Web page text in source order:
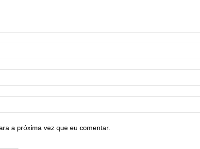
a próxima vez que eu comentar.